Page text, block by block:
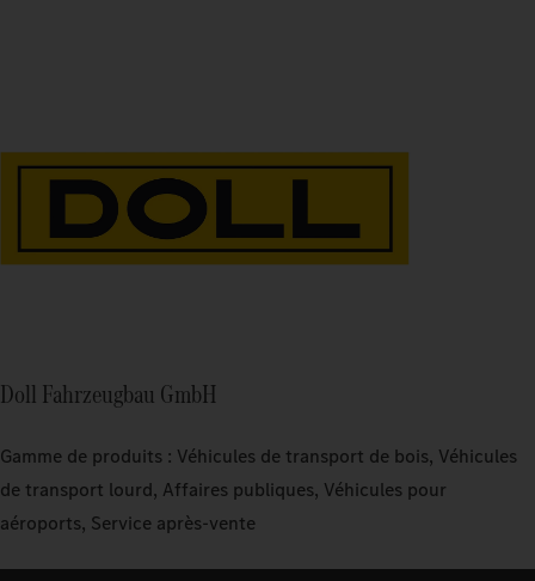
Doll Fahrzeugbau GmbH
Gamme de produits : Véhicules de transport de bois, Véhicules
de transport lourd, Affaires publiques, Véhicules pour
aéroports, Service après-vente